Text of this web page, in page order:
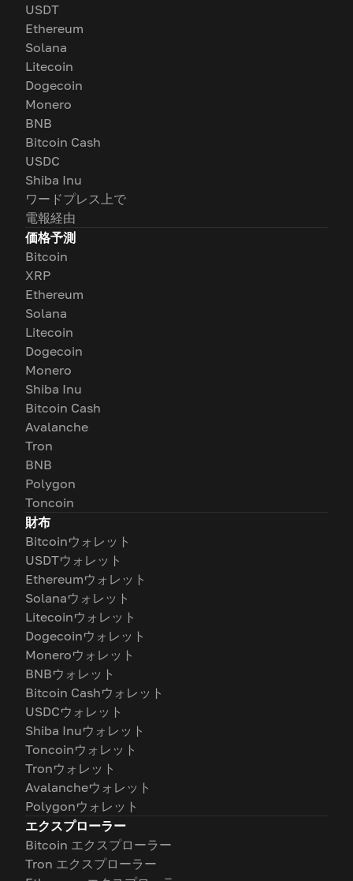
USDT
Ethereum
Solana
Litecoin
Dogecoin
Monero
BNB
Bitcoin Cash
USDC
Shiba Inu
ワードプレス上で
電報経由
価格予測
Bitcoin
XRP
Ethereum
Solana
Litecoin
Dogecoin
Monero
Shiba Inu
Bitcoin Cash
Avalanche
Tron
BNB
Polygon
Toncoin
財布
Bitcoinウォレット
USDTウォレット
Ethereumウォレット
Solanaウォレット
Litecoinウォレット
Dogecoinウォレット
Moneroウォレット
BNBウォレット
Bitcoin Cashウォレット
USDCウォレット
Shiba Inuウォレット
Toncoinウォレット
Tronウォレット
Avalancheウォレット
Polygonウォレット
エクスプローラー
Bitcoin エクスプローラー
Tron エクスプローラー